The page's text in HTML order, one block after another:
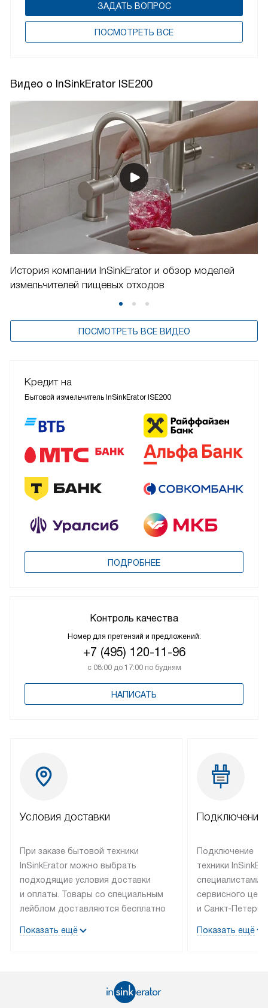
ЗАДАТЬ ВОПРОС
ПОCМОТРЕТЬ ВСЕ
Видео о InSinkErator ISE200
История компании InSinkErator и обзор моделей
измельчителей пищевых отходов
ПОСМОТРЕТЬ ВСЕ ВИДЕО
Кредит на
Бытовой измельчитель InSinkErator ISE200
ПОДРОБНЕЕ
Контроль качества
Номер для претензий и предложений:
+7 (495) 120-11-96
с 08:00 до 17:00 по будням
НАПИСАТЬ
Условия доставки
При заказе бытовой техники
InSinkErator можно выбрать
подходящие условия доставки
и оплаты. Товары со специальным
лейблом доставляются бесплатно
до подъезда, выезд за МКАД
быть отгружен покупателю
в течение трех дней. Доставка
Показать ещё
Подключение
Подключение
техники
специалистами
сервисного
и Санкт-
подключается
Показать ещё